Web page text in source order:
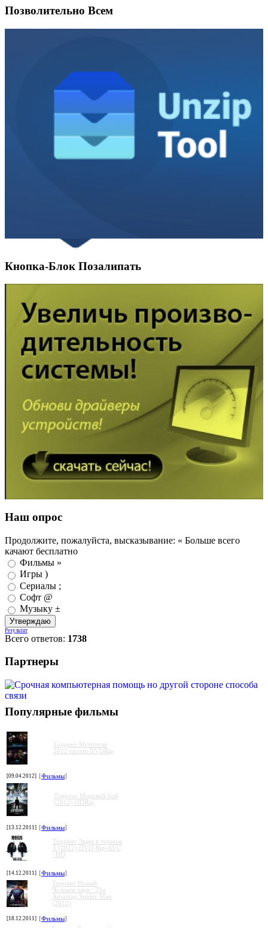
Позволительно Всем
Кнопка-Блок Позалипать
Наш опрос
Продолжите, пожалуйста, высказывание: « Больше всего
качают бесплатно
Фильмы »
Игры )
Сериалы ;
Софт @
Музыку ±
Результат
Всего ответов: 1738
Партнеры
Популярные фильмы
Торрент Мстители
2012 torrent DVDRip
[09.04.2012] [Фильмы]
Торрент Морской бой
(2012) HDRip
[13.12.2011] [Фильмы]
Торрент Люди в черном
3 (2012) DVD-Rip-AVC
| HD
[14.12.2011] [Фильмы]
Торрент Новый
Человек-паук / The
Amazing Spider-Man
(2012)
[18.12.2011] [Фильмы]